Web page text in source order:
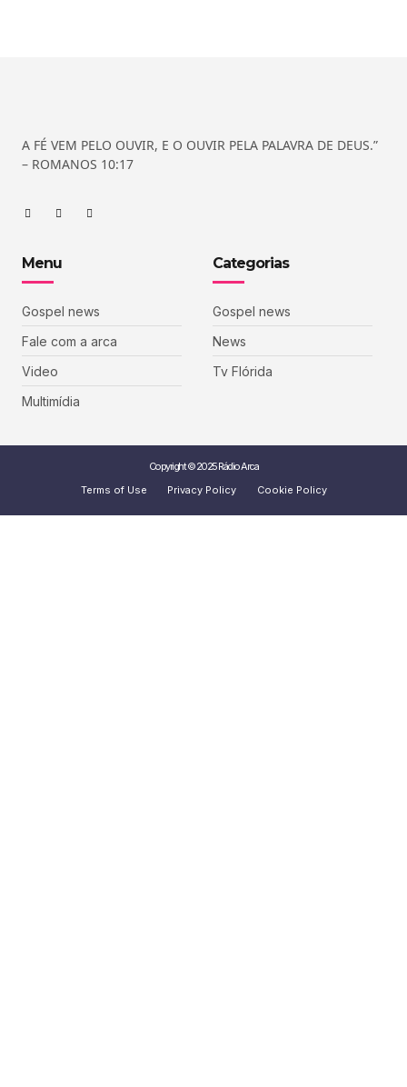
A FÉ VEM PELO OUVIR, E O OUVIR PELA PALAVRA DE DEUS.”
– ROMANOS 10:17
Menu
Gospel news
Fale com a arca
Video
Multimídia
Categorias
Gospel news
News
Tv Flórida
Copyright © 2025 Rádio Arca
Terms of Use
Privacy Policy Cookie Policy